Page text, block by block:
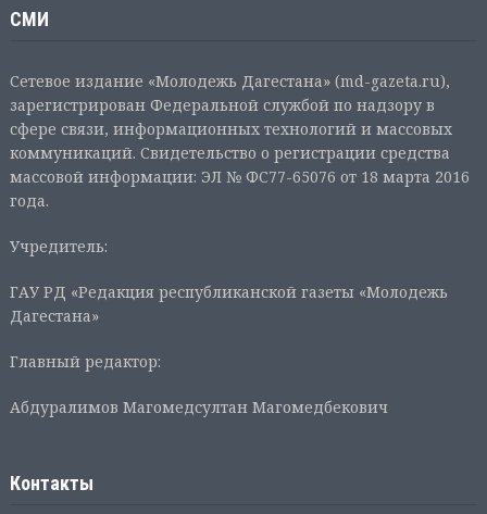
СМИ
Сетевое издание «Молодежь Дагестана» (md-gazeta.ru),
зарегистрирован Федеральной службой по надзору в
сфере связи, информационных технологий и массовых
коммуникаций. Свидетельство о регистрации средства
массовой информации: ЭЛ № ФС77-65076 от 18 марта 2016
года.
Учредитель:
ГАУ РД «Редакция республиканской газеты «Молодежь
Дагестана»
Главный редактор:
Абдуралимов Магомедсултан Магомедбекович
Контакты